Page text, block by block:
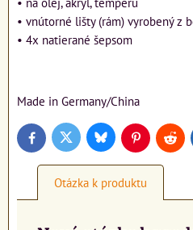
• vnútorné lišty (rám) vyrobený z
• 4x natierané šepsom
Made in Germany/China
FacebookTwitter BlueskyPinterestReddit
Otázka k produktu